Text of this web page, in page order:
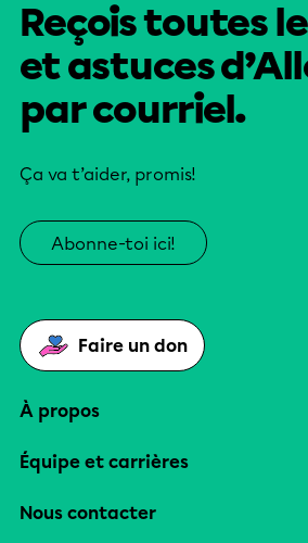
Reçois toutes
et astuces
par courriel.
Ça va t’aider, promis!
Abonne-toi ici!
Faire un don
À propos
Équipe et carrières
Nous contacter